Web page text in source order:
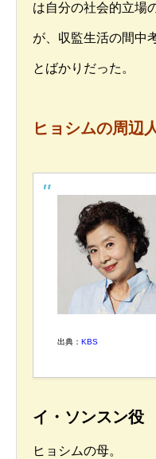
は自分の社会的立場
が、収監生活の間中
とばかりだった。
ヒョシムの周辺
出典： KBS
イ・ソンスン
ヒョシムの母。